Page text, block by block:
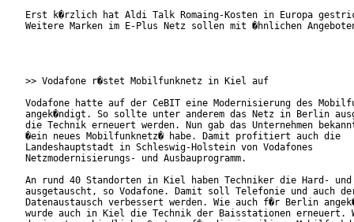
Erst k�rzlich hat Aldi Talk Romaing-Kosten in Europa
Weitere Marken im E-Plus Netz sollen mit �hnlichen
>> Vodafone r�stet Mobilfunknetz in Kiel auf
Vodafone hatte auf der CeBIT eine Modernisierung des
angek�ndigt. So sollte unter anderem das Netz in Berlin
die Technik erneuert werden. Nun gab das Unternehmen
�ein neues Mobilfunknetz� habe. Damit profitiert auch die
Landeshauptstadt in Schleswig-Holstein von Vodafones
Netzmodernisierungs- und Ausbauprogramm.
An rund 40 Standorten in Kiel haben Techniker die Hard- und
ausgetauscht, so Vodafone. Damit soll Telefonie und auch
Datenaustausch verbessert werden. Wie auch f�r Berlin
wurde auch in Kiel die Technik der Baisstationen erneuert.